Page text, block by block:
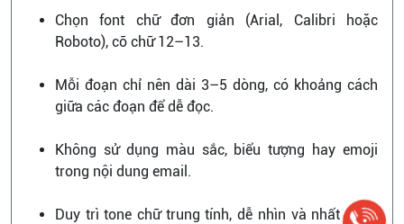
Chọn font chữ đơn giản (Arial, Calibri hoặc
Roboto), cỡ chữ 12–13.
Mỗi đoạn chỉ nên dài 3–5 dòng, có khoảng cách
giữa các đoạn để dễ đọc.
Không sử dụng màu sắc, biểu tượng hay emoji
trong nội dung email.
Duy trì tone chữ trung tính, dễ nhìn và nhất quán